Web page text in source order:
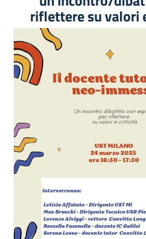
riflettere su valori